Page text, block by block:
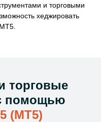
и торговыми
хеджировать
торговые
помощью
(MT5)